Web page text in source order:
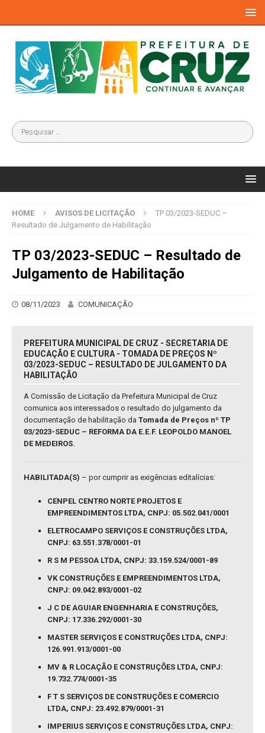
HOME AVISOS DE LICITAÇÃO
TP 03/2023-SEDUC –
Resultado de Julgamento de Habilitação
TP 03/2023-SEDUC – Resultado de
Julgamento de Habilitação
08/11/2023 COMUNICAÇÃO
PREFEITURA MUNICIPAL DE CRUZ - SECRETARIA DE
EDUCAÇÃO E CULTURA - TOMADA DE PREÇOS Nº
03/2023-SEDUC – RESULTADO DE JULGAMENTO DA
HABILITAÇÃO
A Comissão de Licitação da Prefeitura Municipal de Cruz
comunica aos interessados o resultado do julgamento da
documentação de habilitação da Tomada de Preços nº TP
03/2023-SEDUC – REFORMA DA E.E.F. LEOPOLDO MANOEL
DE MEDEIROS.
HABILITADA(S) – por cumprir as exigências editalícias:
CENPEL CENTRO NORTE PROJETOS E
EMPREENDIMENTOS LTDA, CNPJ: 05.502.041/0001
ELETROCAMPO SERVIÇOS E CONSTRUÇÕES LTDA,
CNPJ: 63.551.378/0001-01
R S M PESSOA LTDA, CNPJ: 33.159.524/0001-89
VK CONSTRUÇÕES E EMPREENDIMENTOS LTDA,
CNPJ: 09.042.893/0001-02
J C DE AGUIAR ENGENHARIA E CONSTRUÇÕES,
CNPJ: 17.336.292/0001-30
MASTER SERVIÇOS E CONSTRUÇÕES LTDA, CNPJ:
126.991.913/0001-00
MV & R LOCAÇÃO E CONSTRUÇÕES LTDA, CNPJ:
19.732.774/0001-35
F T S SERVIÇOS DE CONSTRUÇÕES E COMERCIO
LTDA, CNPJ: 23.492.879/0001-31
IMPERIUS SERVIÇOS E CONSTRUÇÕES LTDA, CNPJ: